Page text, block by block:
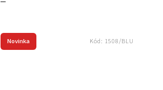
Novinka Kód: 1508/BLU